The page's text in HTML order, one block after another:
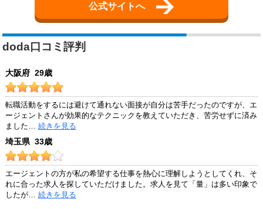
公式サイトへ
doda口コミ評判
大阪府 29歳
転職活動をするには避けて通れない面接が自分は苦手だったのですが、エ
ージェントさんが効果的なテクニックを教えていただき、苦労せずに済み
ました… 続きを見る
埼玉県 33歳
エージェントの方が私の希望する仕事を熱心に理解しようとしてくれ、そ
れに合った求人を探していただけました。求人を見て「量」は多い印象で
したが… 続きを見る